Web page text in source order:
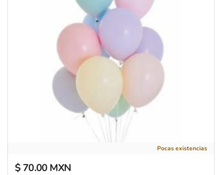
Pocas existencias
Precio regular
$ 70.00 MXN